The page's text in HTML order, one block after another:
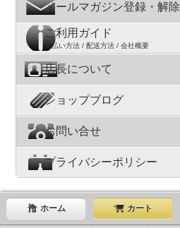
メールマガジン登録・解除
ご利用ガイド
支払い方法 / 配送方法 / 会社概要
店長について
ショップブログ
お問い合せ
プライバシーポリシー
ホーム カート